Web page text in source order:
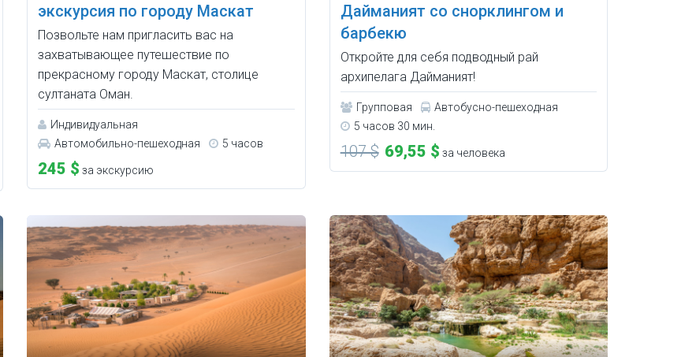
экскурсия по городу Маскат
Позвольте нам пригласить вас на
захватывающее путешествие по
прекрасному городу Маскат, столице
султаната Оман.
Индивидуальная
Автомобильно-пешеходная
5 часов
245 $ за экскурсию
Дайманият со снорклингом и
барбекю
Откройте для себя подводный рай
архипелага Дайманият!
Групповая
Автобусно-пешеходная
5 часов 30 мин.
107 $ 69,55 $ за человека